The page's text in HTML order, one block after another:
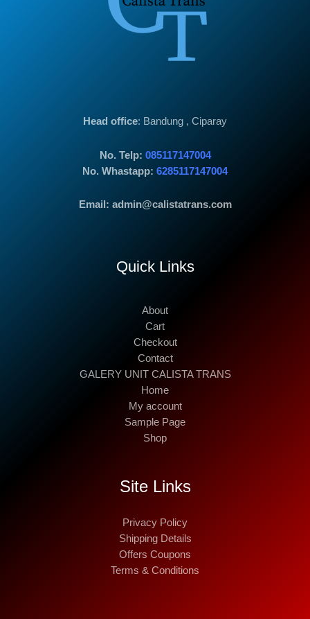
Head office: Bandung , Ciparay
No. Telp: 085117147004
No. Whastapp: 6285117147004
Email: admin@calistatrans.com
Quick Links
About
Cart
Checkout
Contact
GALERY UNIT CALISTA TRANS
Home
My account
Sample Page
Shop
Site Links
Privacy Policy
Shipping Details
Offers Coupons
Terms & Conditions